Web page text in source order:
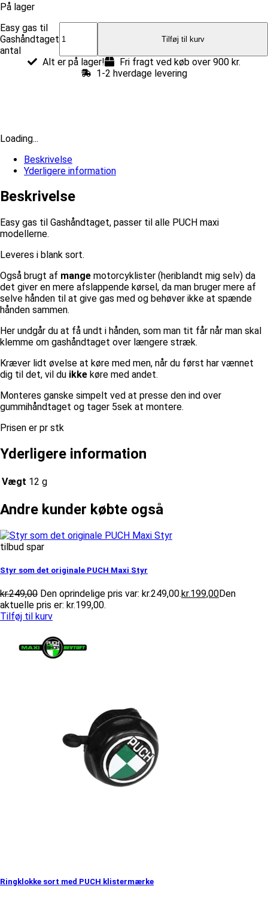
På lager
Easy gas til
Gashåndtaget
antal
Tilføj til kurv
Alt er på lager!
Fri fragt ved køb over 900 kr.
1-2 hverdage levering
Loading...
Beskrivelse
Yderligere information
Beskrivelse
Easy gas til Gashåndtaget, passer til alle PUCH maxi
modellerne.
Leveres i blank sort.
Også brugt af mange motorcyklister (heriblandt mig selv) da
det giver en mere afslappende kørsel, da man bruger mere af
selve hånden til at give gas med og behøver ikke at spænde
hånden sammen.
Her undgår du at få undt i hånden, som man tit får når man skal
klemme om gashåndtaget over længere stræk.
Kræver lidt øvelse at køre med men, når du først har vænnet
dig til det, vil du ikke køre med andet.
Monteres ganske simpelt ved at presse den ind over
gummihåndtaget og tager 5sek at montere.
Prisen er pr stk
Yderligere information
Vægt 12 g
Andre kunder købte også
tilbud spar
Styr som det originale PUCH Maxi Styr
kr.249,00 Den oprindelige pris var: kr.249,00.kr.199,00Den
aktuelle pris er: kr.199,00.
Tilføj til kurv
Ringklokke sort med PUCH klistermærke